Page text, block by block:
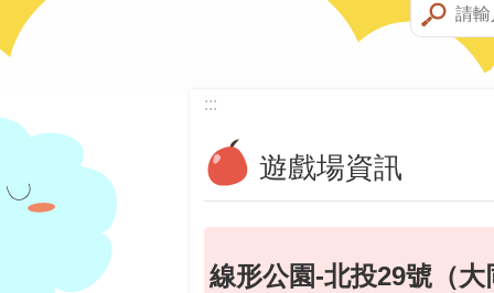
:::
遊戲場資訊
線形公園-北投29號（大